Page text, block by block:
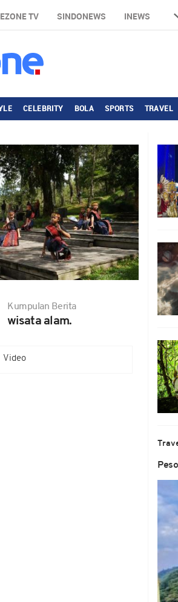
TV SINDONEWS INEWS
CELEBRITY BOLA SPORTS TRAVEL
Kumpulan Berita
wisata alam.
Video